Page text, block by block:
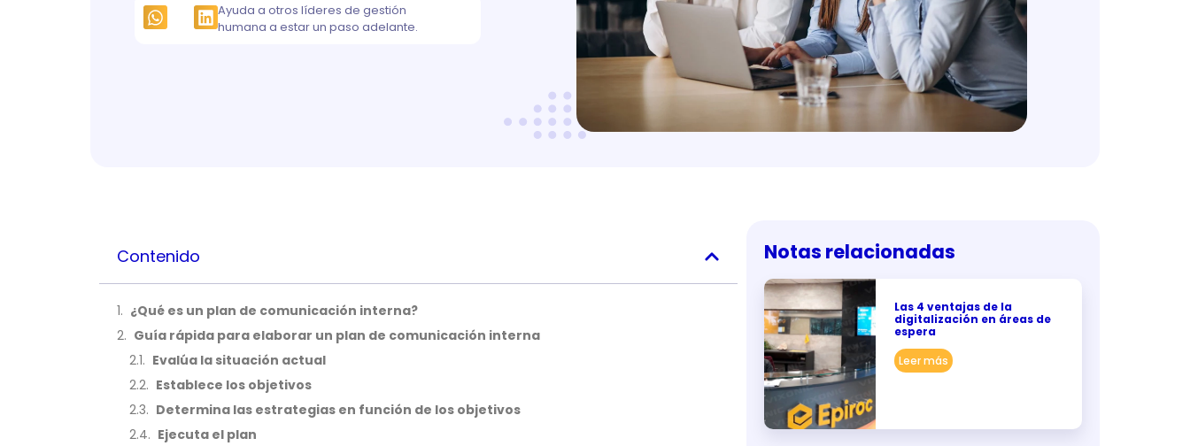
Ayuda a otros líderes de gestión
humana a estar un paso adelante.
Contenido
¿Qué es un plan de comunicación interna?
Guía rápida para elaborar un plan de comunicación interna
Evalúa la situación actual
Establece los objetivos
Determina las estrategias en función de los objetivos
Ejecuta el plan
Notas relacionadas
Las 4 ventajas de la
digitalización en áreas de
espera
Leer más